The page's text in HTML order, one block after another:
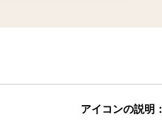
アイコンの説明：